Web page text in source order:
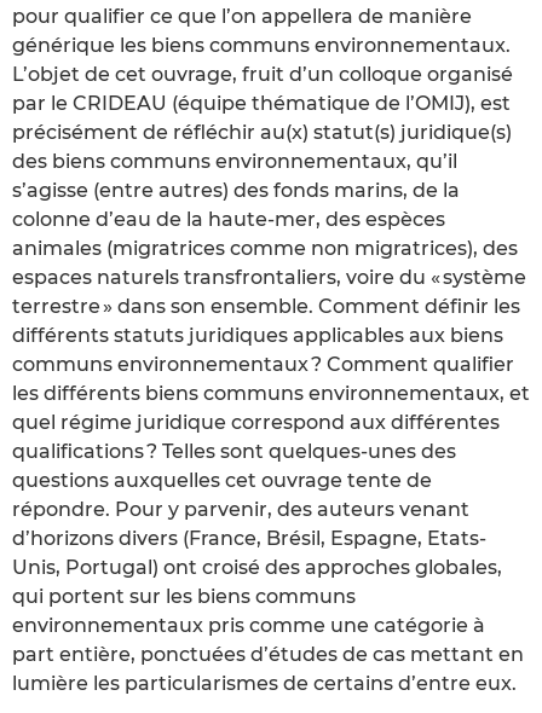
pour qualifier ce que l’on appellera de manière
générique les biens communs environnementaux.
L’objet de cet ouvrage, fruit d’un colloque organisé
par le CRIDEAU (équipe thématique de l’OMIJ), est
précisément de réfléchir au(x) statut(s) juridique(s)
des biens communs environnementaux, qu’il
s’agisse (entre autres) des fonds marins, de la
colonne d’eau de la haute-mer, des espèces
animales (migratrices comme non migratrices), des
espaces naturels transfrontaliers, voire du « système
terrestre » dans son ensemble. Comment définir les
différents statuts juridiques applicables aux biens
communs environnementaux ? Comment qualifier
les différents biens communs environnementaux, et
quel régime juridique correspond aux différentes
qualifications ? Telles sont quelques-unes des
questions auxquelles cet ouvrage tente de
répondre. Pour y parvenir, des auteurs venant
d’horizons divers (France, Brésil, Espagne, Etats-
Unis, Portugal) ont croisé des approches globales,
qui portent sur les biens communs
environnementaux pris comme une catégorie à
part entière, ponctuées d’études de cas mettant en
lumière les particularismes de certains d’entre eux.